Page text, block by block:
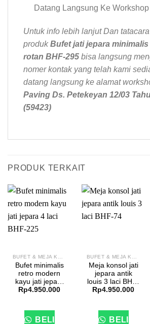
Datang Langsung Ke
Untuk info lebih lanjut Dan
produkBufet jati jepara minimalis
rotan BHF-295 bisa langsung
nomer kontak yang telah kami
datang langsung ke alamat
Paving Ds. Petekeyan 12/03
(59423)
PRODUK TERKAIT
BUFET & MEJA KONSOL
Bufet minimalis
retro modern
kayu jati jepara
4 laci BHF-225
Rp4.950.000
BELI
BUFET & MEJA KONSOL
Meja konsol jati
jepara antik
louis 3 laci BHF-
74
Rp4.950.000
BELI